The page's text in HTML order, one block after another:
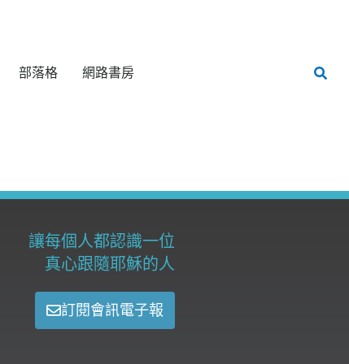
部落格 網路書房
讓每個人都認識一位
真心跟隨耶穌的人
訂閱會訊電子報